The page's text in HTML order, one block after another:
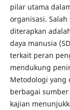
pilar utama
organisasi.
diterapkan
daya manusia
terkait peran
mendukung
Metodologi
berbagai
kajian